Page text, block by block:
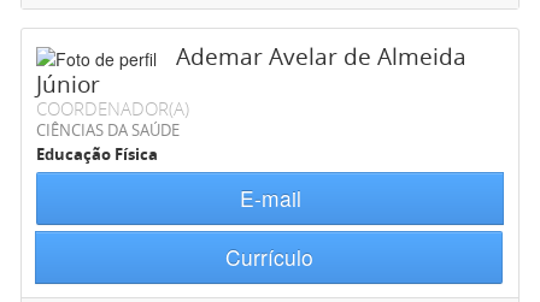
Ademar Avelar de Almeida
Júnior
COORDENADOR(A)
CIÊNCIAS DA SAÚDE
Educação Física
E-mail
Currículo